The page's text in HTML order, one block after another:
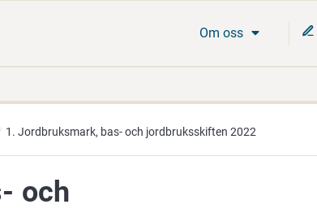
Om oss
1. Jordbruksmark, bas- och jordbruksskiften 2022
och